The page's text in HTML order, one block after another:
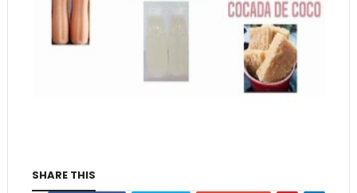
SHARE THIS